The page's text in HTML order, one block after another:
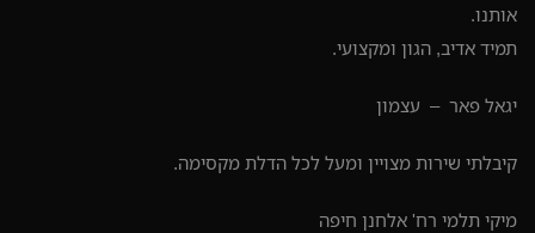
אותנו.
תמיד אדיב, הגון ומקצועי.
יגאל פאר – עצמון
קיבלתי שירות מצויין ומעל לכל הדלת מקסימה.
מיקי תלמי רח' אלחנן חיפה